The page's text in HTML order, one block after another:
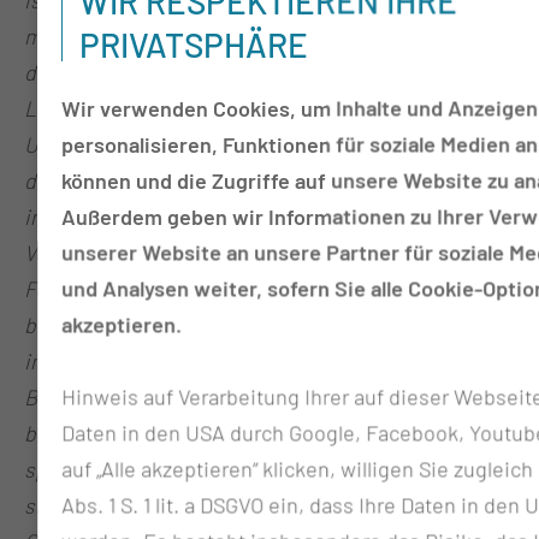
medizinischen Leistungserbringung spürbar.
dem Aufbau der Medizinischen
Lausitz geben wireine wichtige Antwort. Die
Universitätsmedizin in Cottbus wird durch den von
der IUC-Expertenkommission vorgeschlagenen
interprofessionellen Lehransatz einen
Vorbildcharakterhaben. Auch im Hinblick auf die
Forschungsschwerpunkte werden neue Wege
beschritten.Die Gesundheitssystemforschung wird
in der
Behandlungswegeerforschen,die bei Erfolg
bundesweite Auswirkungen haben werden. Hierbei
spielt die Digitalisierung eine zentraleRolle, denn
sie ermöglicht eine umfassende
PRIVATSPHÄRE
Wir verwenden Cookies, um Inhalte und
personalisieren, Funktionen für soziale Medien
können und die Zugriffe auf unsere Website zu
Außerdem geben wir Informationen zu Ihrer
unserer Website an unsere Partner für soziale
und Analysen weiter, sofern Sie alle Cookie-
akzeptieren.
Hinweis auf Verarbeitung Ihrer auf dieser
Daten in den USA durch Google, Facebook,
auf „Alle akzeptieren“ klicken, willigen Sie
Abs. 1 S. 1 lit. a DSGVO ein, dass Ihre Daten in den